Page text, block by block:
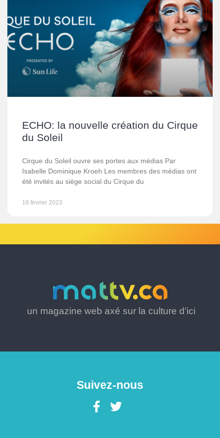
ECHO: la nouvelle création du Cirque
du Soleil
Cirque du Soleil ouvre ses portes aux médias Par
Isabelle Dominique Kroeh Les membres des médias ont
été invités au siège social du Cirque du
16 février 2023
un magazine web axé sur la culture d’ici
Suivez-nous